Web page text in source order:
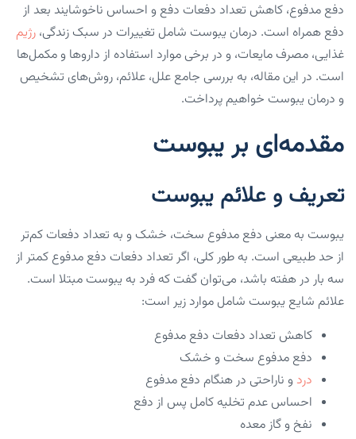
دفع مدفوع، کاهش تعداد دفعات دفع و احساس ناخوشایند بعد از
دفع همراه است. درمان یبوست شامل تغییرات در سبک زندگی، رژیم
غذایی، مصرف مایعات، و در برخی موارد استفاده از داروها و مکمل‌ها
است. در این مقاله، به بررسی جامع علل، علائم، روش‌های تشخیص
و درمان یبوست خواهیم پرداخت.
مقدمه‌ای بر یبوست
تعریف و علائم یبوست
یبوست به معنی دفع مدفوع سخت، خشک و به تعداد دفعات کم‌تر
از حد طبیعی است. به طور کلی، اگر تعداد دفعات دفع مدفوع کمتر از
سه بار در هفته باشد، می‌توان گفت که فرد به یبوست مبتلا است.
علائم شایع یبوست شامل موارد زیر است:
کاهش تعداد دفعات دفع مدفوع
دفع مدفوع سخت و خشک
درد و ناراحتی در هنگام دفع مدفوع
احساس عدم تخلیه کامل پس از دفع
نفخ و گاز معده